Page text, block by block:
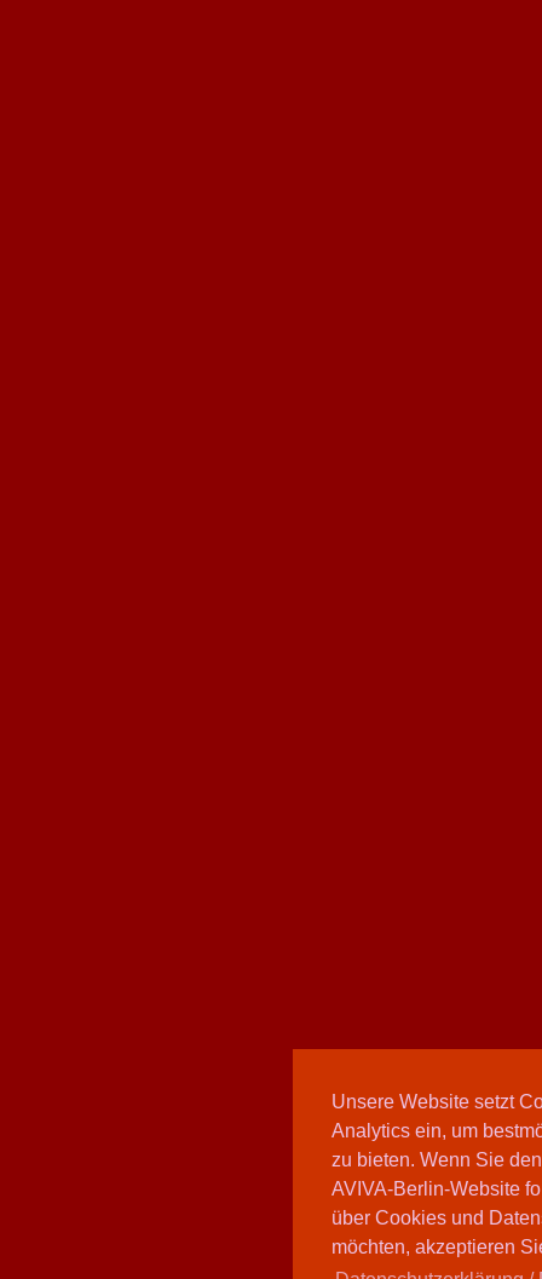
Unsere Website setzt
Analytics ein, um
zu bieten. Wenn Sie
AVIVA-Berlin-Website
über Cookies und
möchten, akzeptieren